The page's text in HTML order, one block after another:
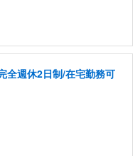
全週休2日制/在宅勤務可